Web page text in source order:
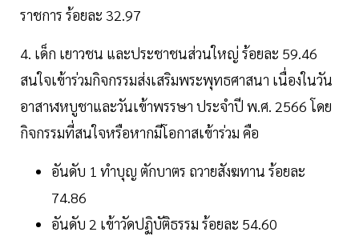
ราชการ ร้อยละ 32.97
4. เด็ก เยาวชน และประชาชนส่วนใหญ่ ร้อยละ 59.46
สนใจเข้าร่วมกิจกรรมส่งเสริมพระพุทธศาสนา เนื่องในวัน
อาสาฬหบูชาและวันเข้าพรรษา ประจำปี พ.ศ. 2566 โดย
กิจกรรมที่สนใจหรือหากมีโอกาสเข้าร่วม คือ
อันดับ 1 ทำบุญ ตักบาตร ถวายสังฆทาน ร้อยละ
74.86
อันดับ 2 เข้าวัดปฏิบัติธรรม ร้อยละ 54.60